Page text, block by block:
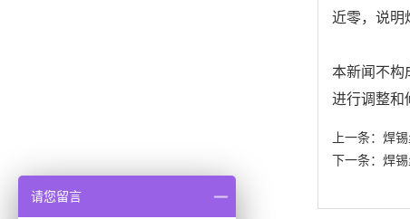
近零，说明
本新闻不构
进行调整和
上一条： 焊
下一条： 焊
请您留言